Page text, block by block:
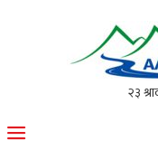
मोफसलकै लोकप्रिय